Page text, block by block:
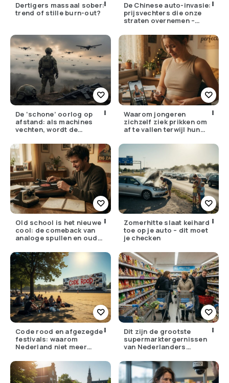
Dertigers massaal sober:
trend of stille burn-out?
De Chinese auto-invasie:
prijsvechters die onze
straten overnemen –
écht?
De ‘schone’ oorlog op
afstand: als machines
vechten, wordt de
lager
Waarom jongeren
zichzelf ziek prikken om
af te vallen terwijl hun
bellen
Old school is het nieuwe
cool: de comeback van
analoge spullen en oude
Zomerhitte slaat keihard
toe op je auto – dit moet
je checken
Code rood en afgezegde
festivals: waarom
Nederland niet meer
Dit zijn de grootste
supermarktergernissen
van Nederlanders